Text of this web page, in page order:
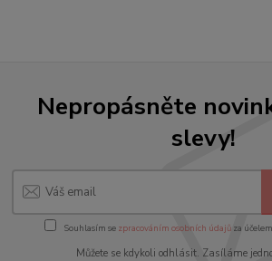
Nepropásněte
slevy!
Souhlasím se zpracováním osobních údajůza
Můžete se kdykoli odhlásit. Zasíláme